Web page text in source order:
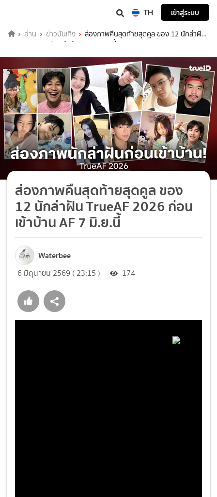
TH เข้าสู่ระบบ
อ่าน ข่าวบันเทิง
ส่องภาพคืนสุดท้ายสุดคูล ของ 12 นักล่าฝัน
TrueAF 2026 ก่อนเข้าบ้าน AF 7 มิ.ย.นี้
ส่องภาพคืนสุดท้ายสุดคูล ของ
12 นักล่าฝัน TrueAF 2026 ก่อน
เข้าบ้าน AF 7 มิ.ย.นี้
Waterbee
6 มิถุนายน 2569 ( 23:15 ) 174